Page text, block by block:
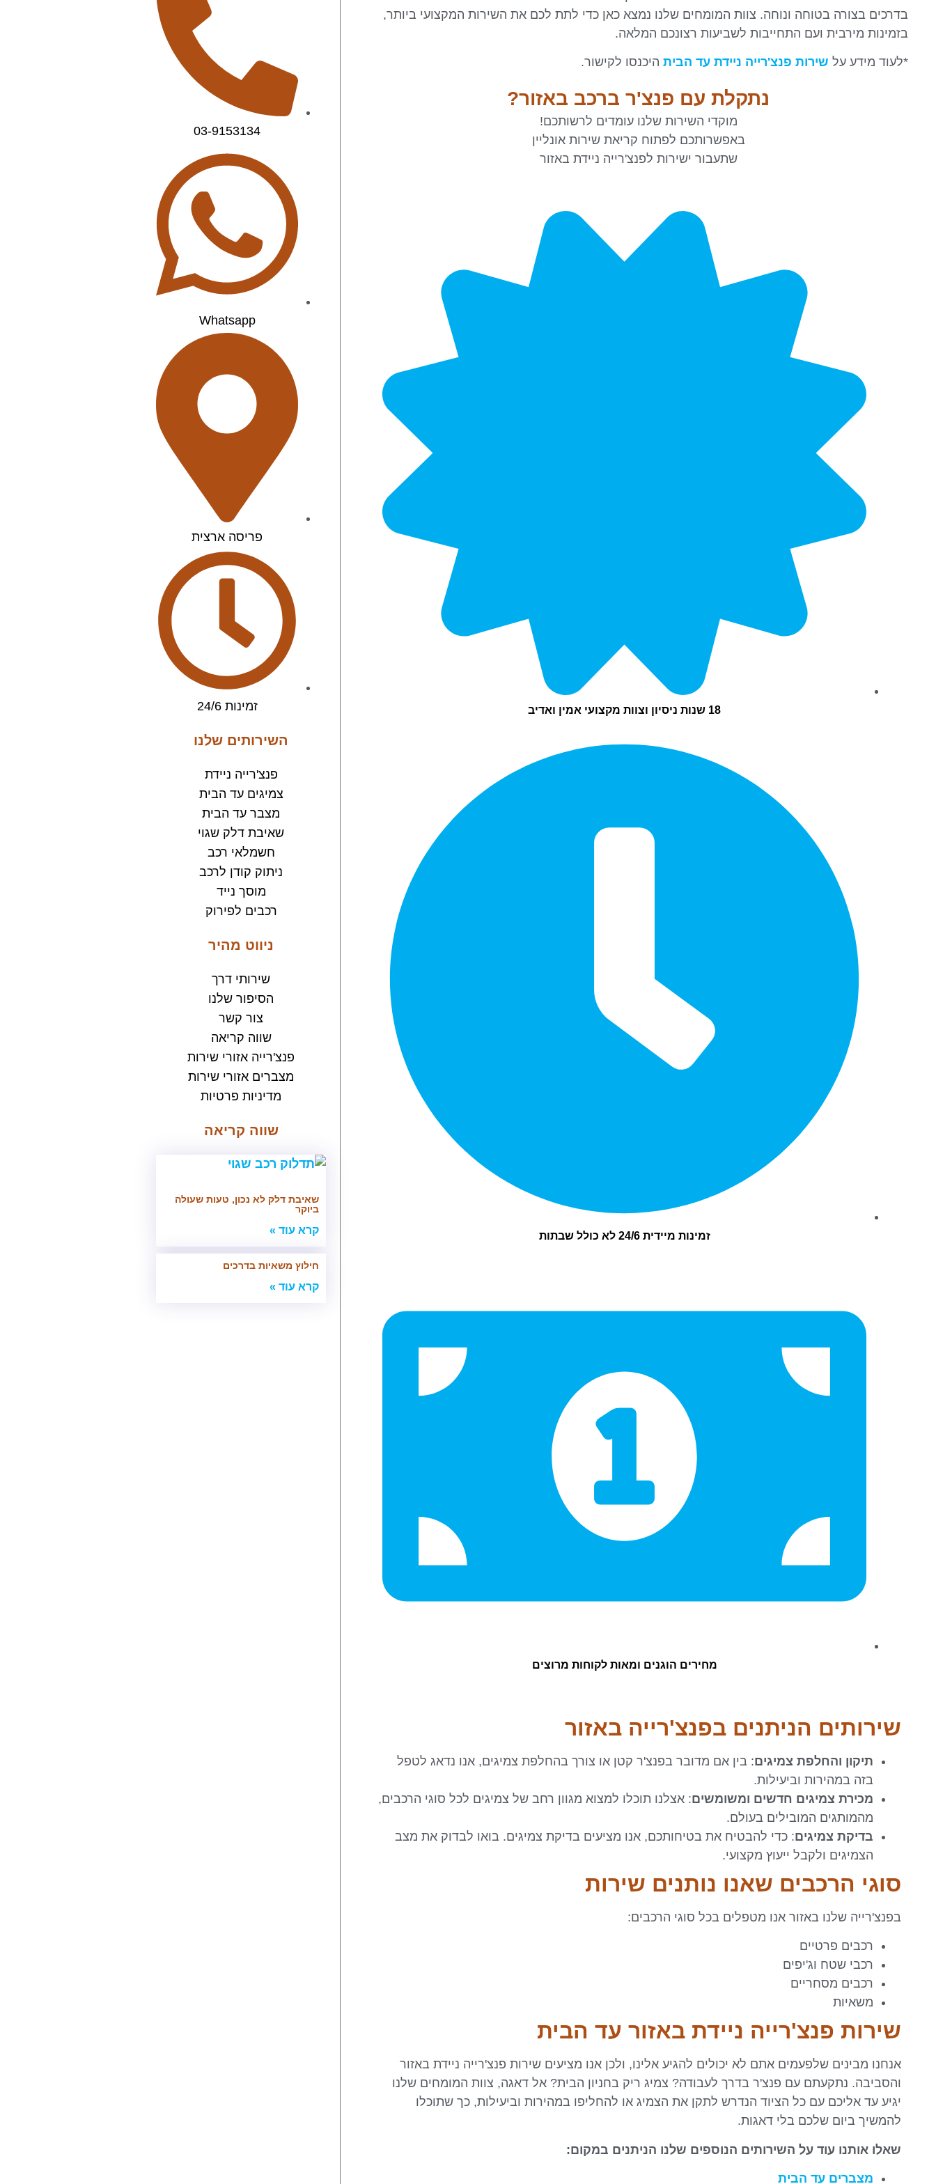
בדרכים בצורה בטוחה ונוחה. צוות המומחים שלנו נמצא כאן כדי לתת לכם את השירות המקצועי ביותר,
בזמינות מירבית ועם התחייבות לשביעות רצונכם המלאה.
*לעוד מידע על שירות פנצ'רייה ניידת עד הבית היכנסו לקישור.
נתקלת עם פנצ'ר ברכב באזור?
מוקדי השירות שלנו עומדים לרשותכם!
באפשרותכם לפתוח קריאת שירות אונליין
שתעבור ישירות לפנצ'רייה ניידת באזור
18 שנות ניסיון וצוות מקצועי אמין ואדיב
זמינות מיידית 24/6 לא כולל שבתות
מחירים הוגנים ומאות לקוחות מרוצים
שירותים הניתנים בפנצ'רייה באזור
תיקון והחלפת צמיגים: בין אם מדובר בפנצ'ר קטן או צורך בהחלפת צמיגים, אנו נדאג לטפל
בזה במהירות וביעילות.
מכירת צמיגים חדשים ומשומשים: אצלנו תוכלו למצוא מגוון רחב של צמיגים לכל סוגי הרכבים,
מהמותגים המובילים בעולם.
בדיקת צמיגים: כדי להבטיח את בטיחותכם, אנו מציעים בדיקת צמיגים. בואו לבדוק את מצב
הצמיגים ולקבל ייעוץ מקצועי.
סוגי הרכבים שאנו נותנים שירות
בפנצ'רייה שלנו באזור אנו מטפלים בכל סוגי הרכבים:
רכבים פרטיים
רכבי שטח וג'יפים
רכבים מסחריים
משאיות
שירות פנצ'רייה ניידת באזור עד הבית
אנחנו מבינים שלפעמים אתם לא יכולים להגיע אלינו, ולכן אנו מציעים שירות פנצ'רייה ניידת באזור
והסביבה. נתקעתם עם פנצ'ר בדרך לעבודה? צמיג ריק בחניון הבית? אל דאגה, צוות המומחים שלנו
יגיע עד אליכם עם כל הציוד הנדרש לתקן את הצמיג או להחליפו במהירות וביעילות, כך שתוכלו
להמשיך ביום שלכם בלי דאגות.
שאלו אותנו עוד על השירותים הנוספים שלנו הניתנים במקום:
מצברים עד הבית
03-9153134
Whatsapp
פריסה ארצית
זמינות 24/6
השירותים שלנו
פנצ'רייה ניידת
צמיגים עד הבית
מצבר עד הבית​
שאיבת דלק שגוי
חשמלאי רכב
ניתוק קודן לרכב
מוסך נייד
רכבים לפירוק
ניווט מהיר
שירותי דרך
הסיפור שלנו
צור קשר
שווה קריאה
פנצ'רייה אזורי שירות
מצברים אזורי שירות
מדיניות פרטיות
שווה קריאה
שאיבת דלק לא נכון, טעות שעולה
ביוקר
קרא עוד »
חילוץ משאיות בדרכים
קרא עוד »